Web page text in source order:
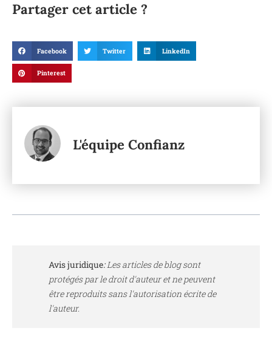
Partager cet article ?
Facebook Twitter LinkedIn
Pinterest
L'équipe Confianz
Avis juridique:Les articles de blog sont
protégés par le droit d'auteur et ne peuvent
être reproduits sans l'autorisation écrite de
l'auteur.